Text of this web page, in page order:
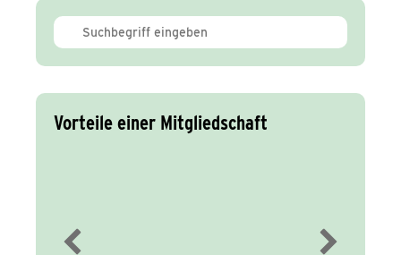
Vorteile einer Mitgliedschaft